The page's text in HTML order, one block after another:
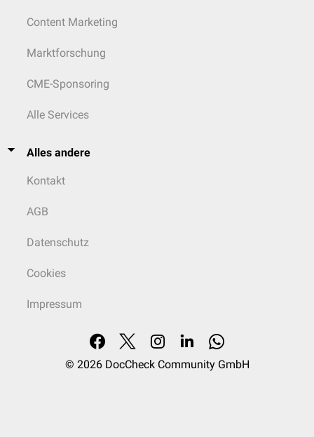
Content Marketing
Marktforschung
CME-Sponsoring
Alle Services
Alles andere
Kontakt
AGB
Datenschutz
Cookies
Impressum
© 2026 DocCheck Community GmbH